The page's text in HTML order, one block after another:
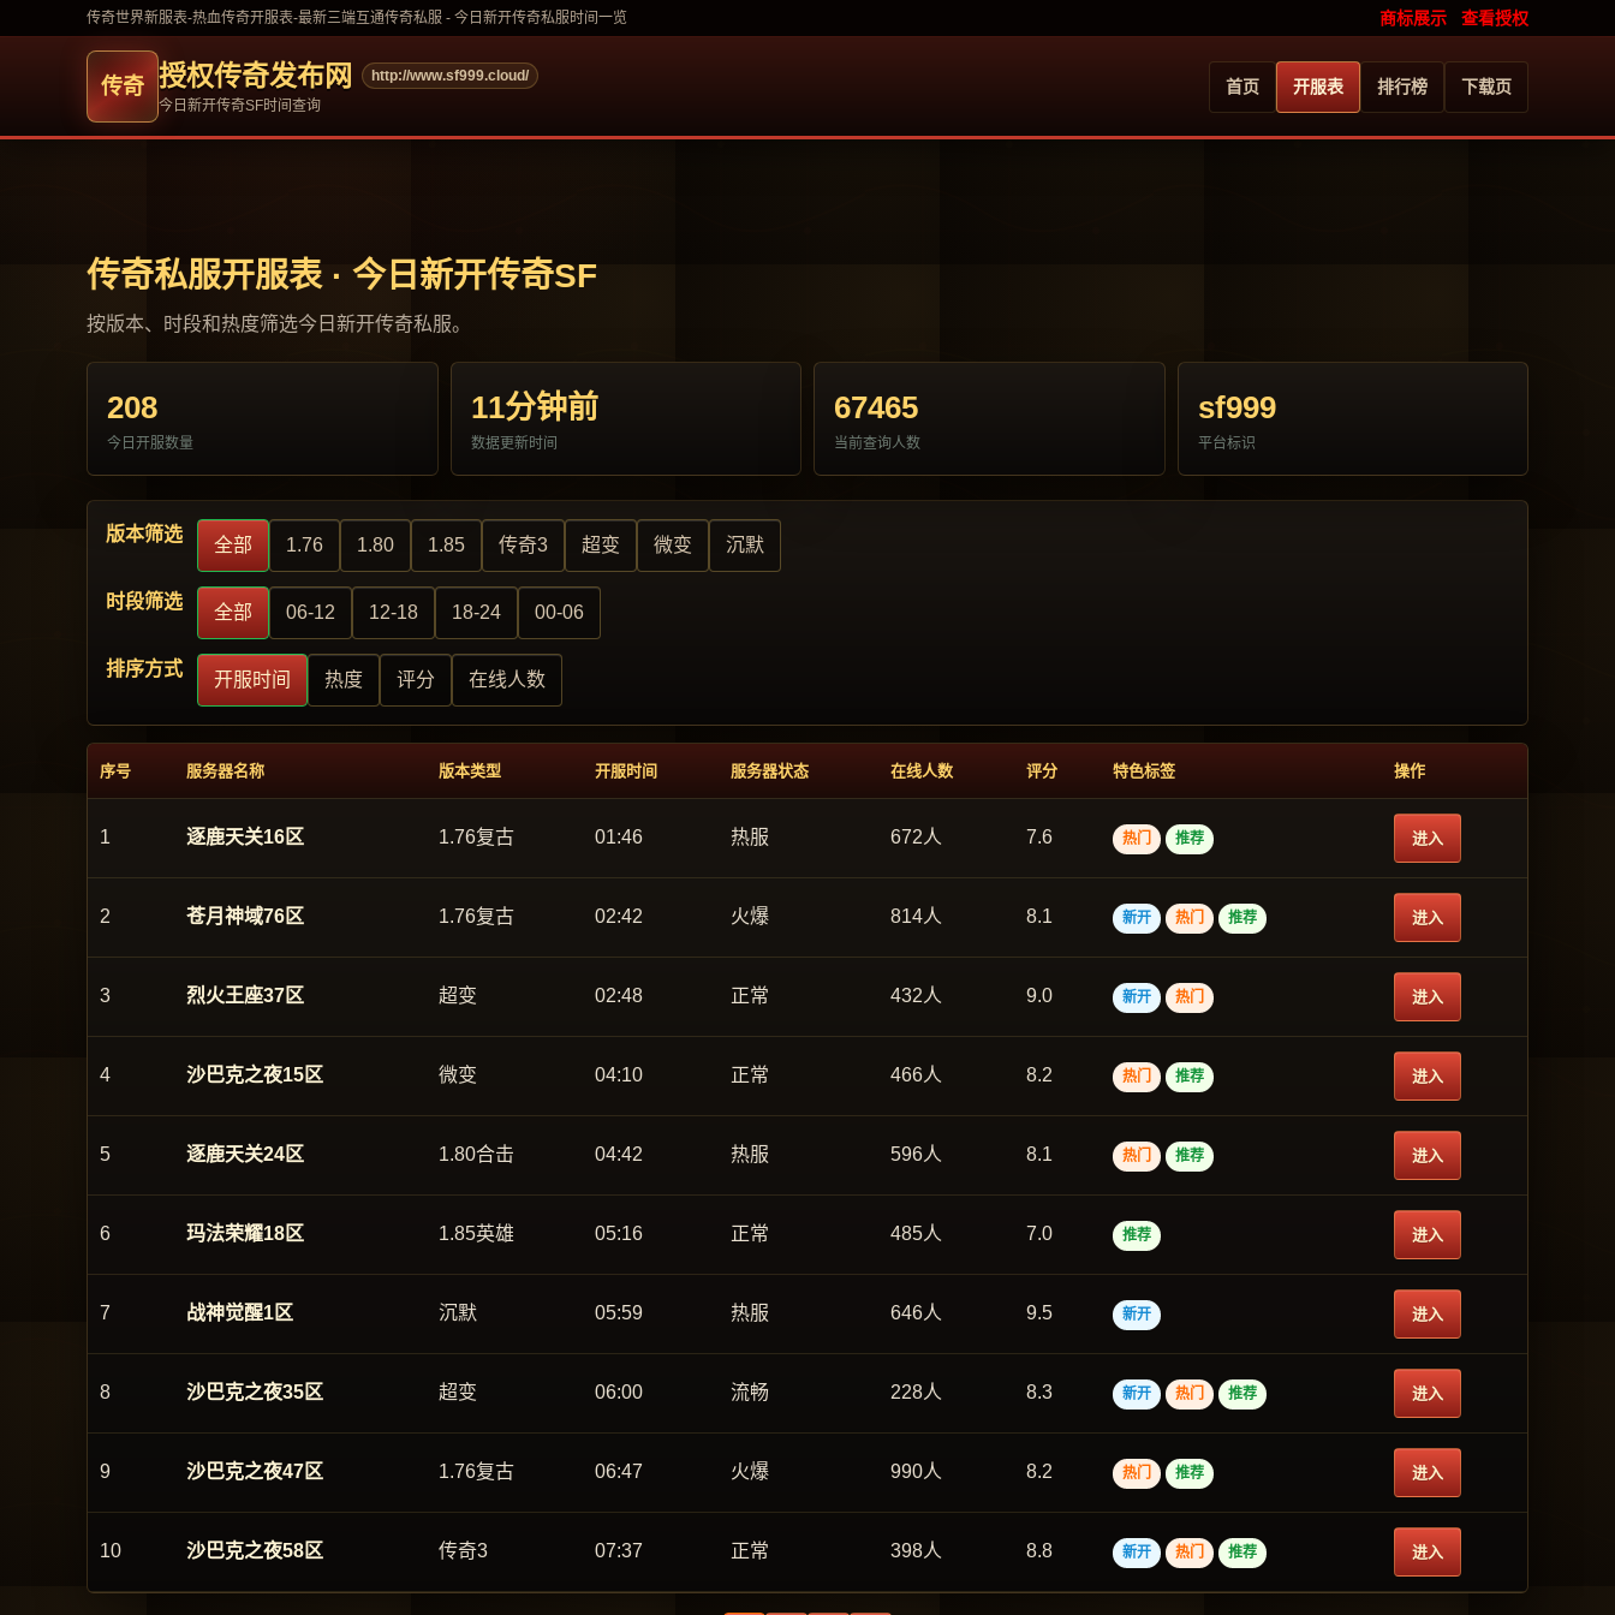
传奇世界新服表-热血传奇开服表-最新三端互通传奇私服 - 今日新开传奇私服时间一览 商标展示 查看授权
授权传奇发布网
http://www.sf999.cloud/
今日新开传奇SF时间查询
首页 开服表 排行榜 下载页
传奇私服开服表 · 今日新开传奇SF
按版本、时段和热度筛选今日新开传奇私服。
208
今日开服数量
11分钟前
数据更新时间
67465
当前查询人数
sf999
平台标识
版本筛选
全部 1.76 1.80 1.85 传奇3 超变 微变 沉默
时段筛选
全部 06-12 12-18 18-24 00-06
排序方式
开服时间 热度 评分 在线人数
序号 服务器名称 版本类型 开服时间 服务器状态 在线人数 评分 特色标签 操作
1 逐鹿天关16区 1.76复古 01:46 热服 672人 7.6 热门 推荐 进入
2 苍月神域76区 1.76复古 02:42 火爆 814人 8.1 新开 热门 推荐 进入
3 烈火王座37区 超变 02:48 正常 432人 9.0 新开 热门 进入
4 沙巴克之夜15区 微变 04:10 正常 466人 8.2 热门 推荐 进入
5 逐鹿天关24区 1.80合击 04:42 热服 596人 8.1 热门 推荐 进入
6 玛法荣耀18区 1.85英雄 05:16 正常 485人 7.0 推荐 进入
7 战神觉醒1区 沉默 05:59 热服 646人 9.5 新开 进入
8 沙巴克之夜35区 超变 06:00 流畅 228人 8.3 新开 热门 推荐 进入
9 沙巴克之夜47区 1.76复古 06:47 火爆 990人 8.2 热门 推荐 进入
10 沙巴克之夜58区 传奇3 07:37 正常 398人 8.8 新开 热门 推荐 进入